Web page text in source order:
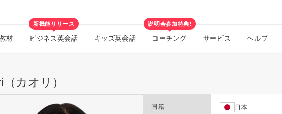
材
新機能リリース
ビジネス英会話 キッズ英会話
説明会参加特典!
コーチング サービス ヘルプ
カオリ）
国籍 日本